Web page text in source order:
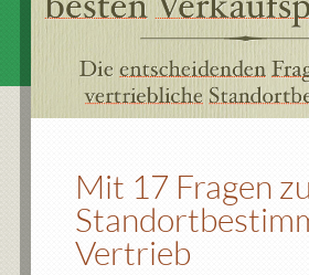
Mit 17 Fragen
Vertrieb